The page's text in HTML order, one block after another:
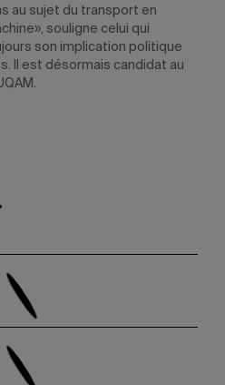
au sujet du transport en
souligne celui qui
son implication politique
Il est désormais candidat au